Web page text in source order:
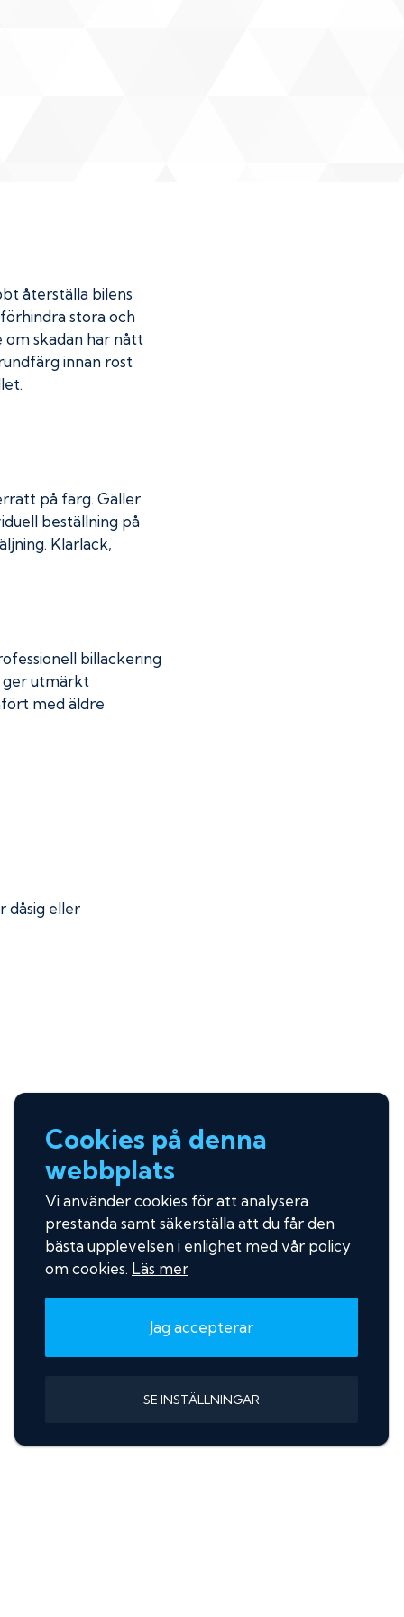
återställa bilens
stora och
skadan har nått
innan rost
på färg. Gäller
beställning på
Klarlack,
billackering
ger utmärkt
med äldre
dåsig eller
Cookies på denna
webbplats
Vi använder cookies för att analysera
prestanda samt säkerställa att du får den
bästa upplevelsen i enlighet med vår policy
om cookies. Läs mer
Jag accepterar
SE INSTÄLLNINGAR